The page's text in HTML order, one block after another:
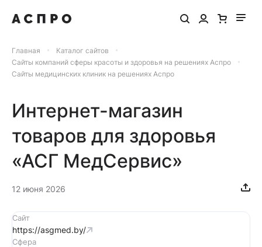
Главная
Каталог сайтов
Сайты компаний сферы красоты и здоровья на решениях Аспро
Сайты медицинских клиник на решениях Аспро
Интернет-магазин
товаров для здоровья
«АСГ МедСервис»
12 июня 2026
Сайт
https://asgmed.by/
Сфера